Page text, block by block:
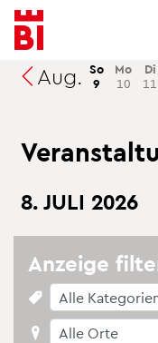
In­
halt
an­
sprin­
Menü
an­
sprin­
gen
Suche
an­
sprin­
genAug. So
9
Mo
10
Di
11
8. JULI 2026
An­zei­ge